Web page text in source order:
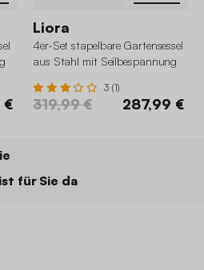
€
Liora
4er-Set stapelbare Gartensessel
aus Stahl mit Seilbespannung
3 (1)
319,99 € 287,99 €
für Sie da